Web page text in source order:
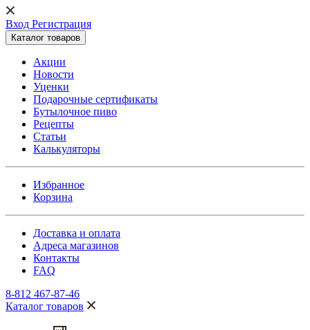
Вход Регистрация
Каталог товаров
Акции
Новости
Уценки
Подарочные сертификаты
Бутылочное пиво
Рецепты
Статьи
Калькуляторы
Избранное
Корзина
Доставка и оплата
Адреса магазинов
Контакты
FAQ
8-812 467-87-46
Каталог товаров